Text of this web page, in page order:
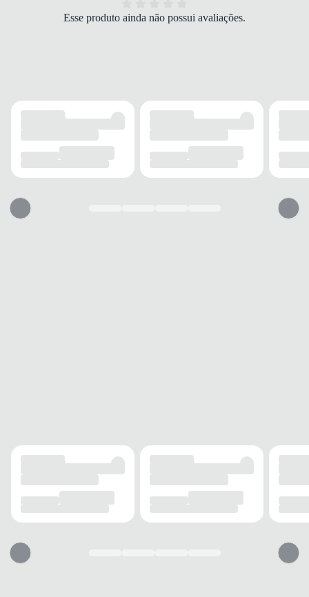
ergonômico e ajuste perfeito ao corpo proporcionam umconforto
guarda-roupa esportivo. Não perca a oportunidade de elevar seu
desempenho e estilo com essa incrível bermuda da Fila!
Esse produto ainda não possui avaliações.